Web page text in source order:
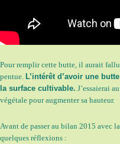
Pour remplir cette butte, il aurait
pentue. L’intérêt d’avoir une
la surface cultivable. J’essaierai
végétale pour augmenter sa hauteur.
Avant de passer au bilan 2015 avec
quelques réflexions :